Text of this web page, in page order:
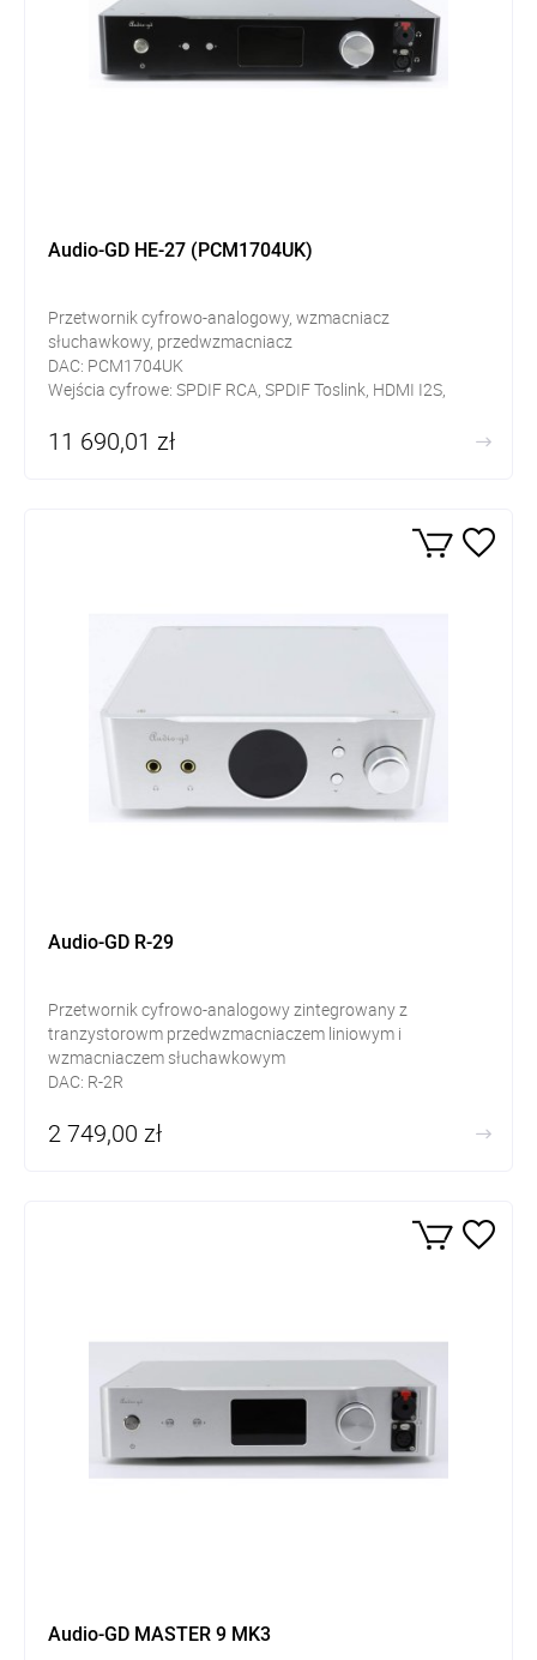
Audio-GD HE-27 (PCM1704UK)
Przetwornik cyfrowo-analogowy, wzmacniacz
słuchawkowy, przedwzmacniacz
DAC: PCM1704UK
Wejścia cyfrowe: SPDIF RCA, SPDIF Toslink, HDMI I2S,
Wyjścia analogowe: RCA, XLR, ACSS
zasilacz regeneracyjny
11 690,01 zł
Audio-GD R-29
Przetwornik cyfrowo-analogowy zintegrowany z
tranzystorowm przedwzmacniaczem liniowym i
wzmacniaczem słuchawkowym
DAC: R-2R
Wyjścia analogowe: RCA, słuchawkowe 6,3mm jack
2 749,00 zł
Audio-GD MASTER 9 MK3